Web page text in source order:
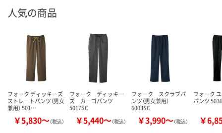
人気の商品
フォーク ディッキーズ
ストレートパンツ（男女
兼用） 501…
￥5,830～（税込）
フォーク ディッキー
ズ カーゴパンツ
5017SC
￥5,440～（税込）
フォーク スクラブパ
ンツ（男女兼用）
6003SC
￥3,990～（税込）
フォーク
パンツ
￥